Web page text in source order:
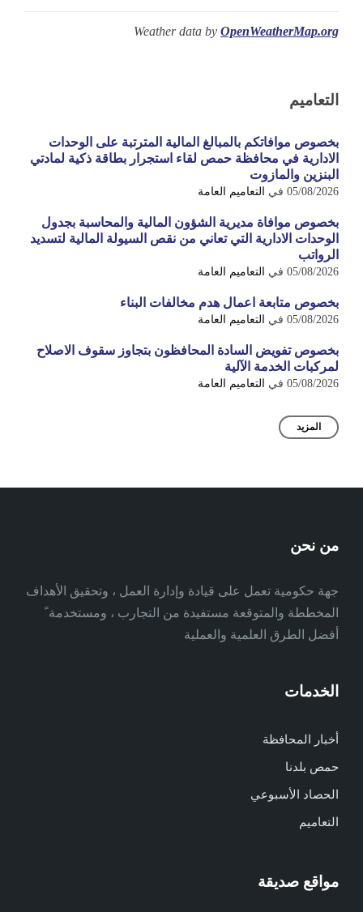
Weather data by OpenWeatherMap.org
التعاميم
بخصوص موافاتكم بالمبالغ المالية المترتبة على الوحدات
الادارية في محافظة حمص لقاء استجرار بطاقة ذكية لمادتي
البنزين والمازوت
05/08/2026 في التعاميم العامة
بخصوص موافاة مديرية الشؤون المالية والمحاسبة بجدول
الوحدات الادارية التي تعاني من نقص السيولة المالية لتسديد
الرواتب
05/08/2026 في التعاميم العامة
بخصوص متابعة اعمال هدم مخالفات البناء
05/08/2026 في التعاميم العامة
بخصوص تفويض السادة المحافظون بتجاوز سقوف الاصلاح
لمركبات الخدمة الآلية
05/08/2026 في التعاميم العامة
المزيد
من نحن
جهة حكومية تعمل على قيادة وإدارة العمل ، وتحقيق الأهداف
المخططة والمتوقعة مستفيدة من التجارب ، ومستخدمة ً
أفضل الطرق العلمية والعملية
الخدمات
أخبار المحافظة
حمص بلدنا
الحصاد الأسبوعي
التعاميم
مواقع صديقة